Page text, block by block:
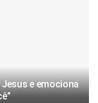
e emociona